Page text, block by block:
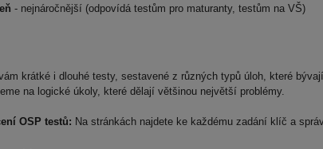
- nejnáročnější (odpovídá testům pro maturanty, testům na VŠ)
krátké i dlouhé testy, sestavené z různých typů úloh, které
na logické úkoly, které dělají většinou největší problémy.
OSP testů: Na stránkách najdete ke každému zadání klíč a